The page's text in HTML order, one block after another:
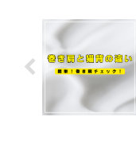
こなってきましたが、実
こりだけでなく、その他